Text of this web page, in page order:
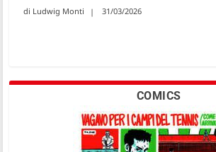
Ludwig Monti 31/03/2026
COMICS